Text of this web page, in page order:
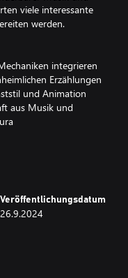
viele interessante
werden.
integrieren
Erzählungen
und Animation
aus Musik und
Veröffentlichungsdatum
26.9.2024